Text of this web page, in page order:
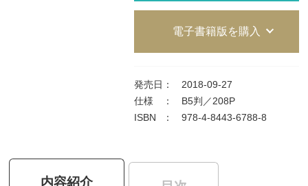
電子書籍版を購入
発売日 ：
2018-09-27
仕様
：
B5判／208P
ISBN
： 978-4-8443-6788-8
内容紹介